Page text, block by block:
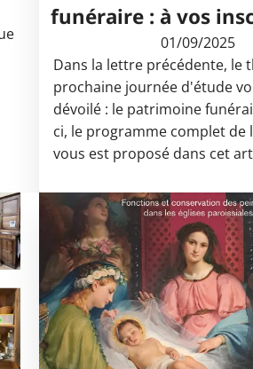
funéraire : à vos
01/09/2025
Dans la lettre précédente, le
prochaine journée d'étude
dévoilé : le patrimoine
ci, le programme complet de
vous est proposé dans cet